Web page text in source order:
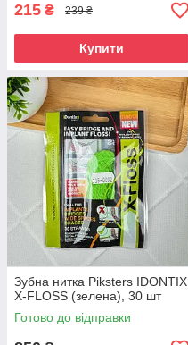
215 ₴ 239 ₴
Купити
Зубна нитка Piksters IDONTIX
X-FLOSS (зелена), 30 шт
Готово до відправки